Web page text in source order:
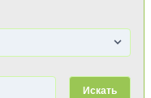
Искать